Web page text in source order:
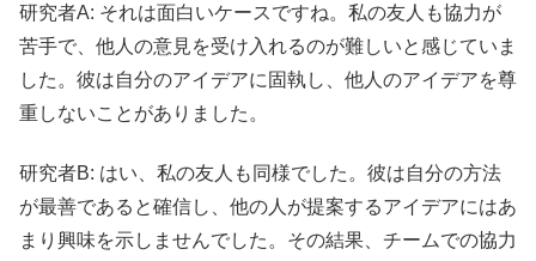
研究者A: それは面白いケースですね。私の友人も協力が
苦手で、他人の意見を受け入れるのが難しいと感じていま
した。彼は自分のアイデアに固執し、他人のアイデアを尊
重しないことがありました。
研究者B: はい、私の友人も同様でした。彼は自分の方法
が最善であると確信し、他の人が提案するアイデアにはあ
まり興味を示しませんでした。その結果、チームでの協力